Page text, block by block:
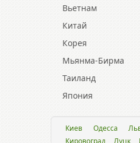
Вьетнам
Китай
Корея
Мьянма-Бирма
Таиланд
Япония
Киев Одесса
Кировоград
Луцк